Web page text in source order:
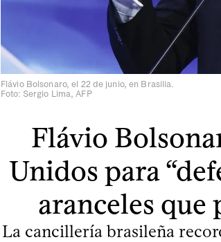
Flávio Bolsonaro, el 22 de junio, en Brasilia.
Foto: Sergio Lima, AFP
Flávio
Unidos para
aranceles
La cancillería brasileña